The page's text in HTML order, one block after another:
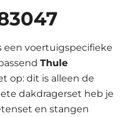
een voertuigspecifieke
Thule
op: dit is alleen de
dakdragerset heb je
en stangen